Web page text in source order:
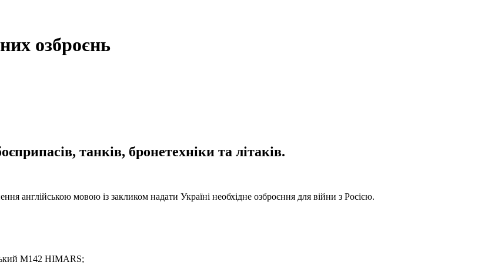
озброєнь
танків, бронетехніки та літаків.
англійською мовою із закликом надати Україні необхідне озброєння для війни з Росією.
M142 HIMARS;